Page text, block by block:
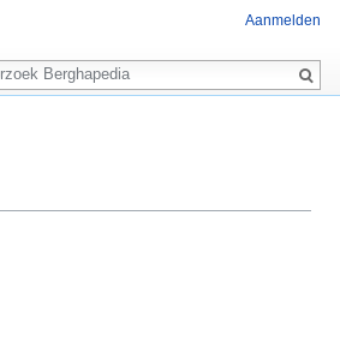
Aanmelden